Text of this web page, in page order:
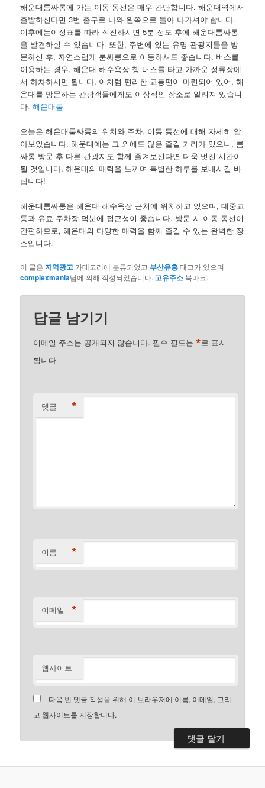
해운대룸싸롱에 가는 이동 동선은 매우 간단합니다. 해운대역에서
출발하신다면 3번 출구로 나와 왼쪽으로 돌아 나가셔야 합니다.
이후에는이정표를 따라 직진하시면 5분 정도 후에 해운대룸싸롱
을 발견하실 수 있습니다. 또한, 주변에 있는 유명 관광지들을 방
문하신 후, 자연스럽게 룸싸롱으로 이동하셔도 좋습니다. 버스를
이용하는 경우, 해운대 해수욕장 행 버스를 타고 가까운 정류장에
서 하차하시면 됩니다. 이처럼 편리한 교통편이 마련되어 있어, 해
운대를 방문하는 관광객들에게도 이상적인 장소로 알려져 있습니
다.해운대룸
오늘은 해운대룸싸롱의 위치와 주차, 이동 동선에 대해 자세히 알
아보았습니다. 해운대에는 그 외에도 많은 즐길 거리가 있으니, 룸
싸롱 방문 후 다른 관광지도 함께 즐겨보신다면 더욱 멋진 시간이
될 것입니다. 해운대의 매력을 느끼며 특별한 하루를 보내시길 바
랍니다!
해운대룸싸롱은 해운대 해수욕장 근처에 위치하고 있으며, 대중교
통과 유료 주차장 덕분에 접근성이 좋습니다. 방문 시 이동 동선이
간편하므로, 해운대의 다양한 매력을 함께 즐길 수 있는 완벽한 장
소입니다.
이 글은지역광고 카테고리에 분류되었고 부산유흥태그가 있으며
complexmania님에 의해 작성되었습니다. 고유주소 북마크.
답글 남기기
이메일 주소는 공개되지 않습니다. 필수 필드는*로 표시
됩니다
댓글 *
이름 *
이메일 *
웹사이트
다음 번 댓글 작성을 위해 이 브라우저에 이름, 이메일, 그리
고 웹사이트를 저장합니다.